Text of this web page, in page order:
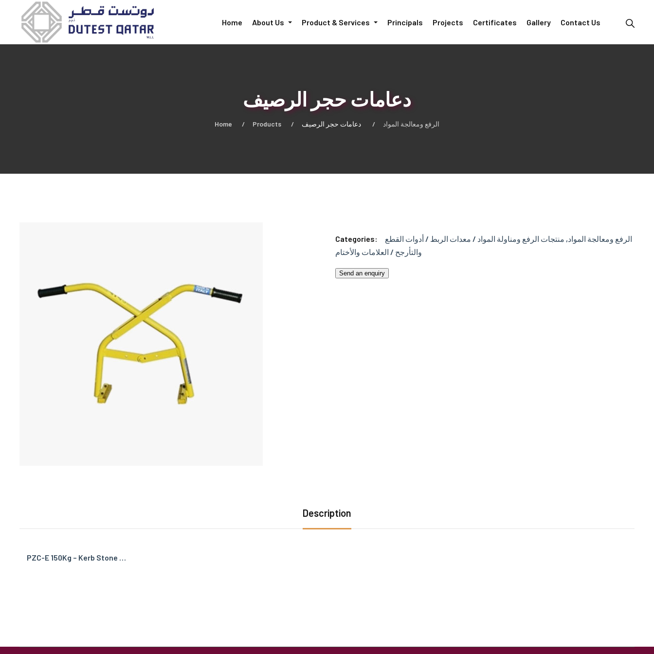
Home About Us Product & Services Principals Projects Certificates Gallery Contact Us
دعامات حجر الرصيف
Home Products الرفع ومعالجة المواد دعامات حجر الرصيف
Categories: الرفع ومعالجة المواد, منتجات الرفع ومناولة المواد / معدات الربط / أدوات القطع
والتأرجح / العلامات والأختام
Send an enquiry
Description
PZC-E 150Kg – Kerb Stone …